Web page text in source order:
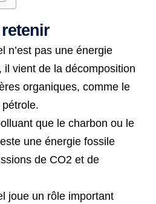
n’est pas une énergie
il vient de la décomposition
organiques, comme le
que le charbon ou le
une énergie fossile
de CO2 et de
joue un rôle important